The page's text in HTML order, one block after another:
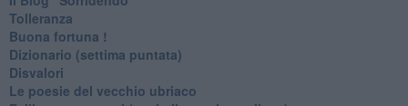
Tolleranza
Buona fortuna !
​Dizionario (settima puntata)
Disvalori
Le poesie del vecchio ubriaco